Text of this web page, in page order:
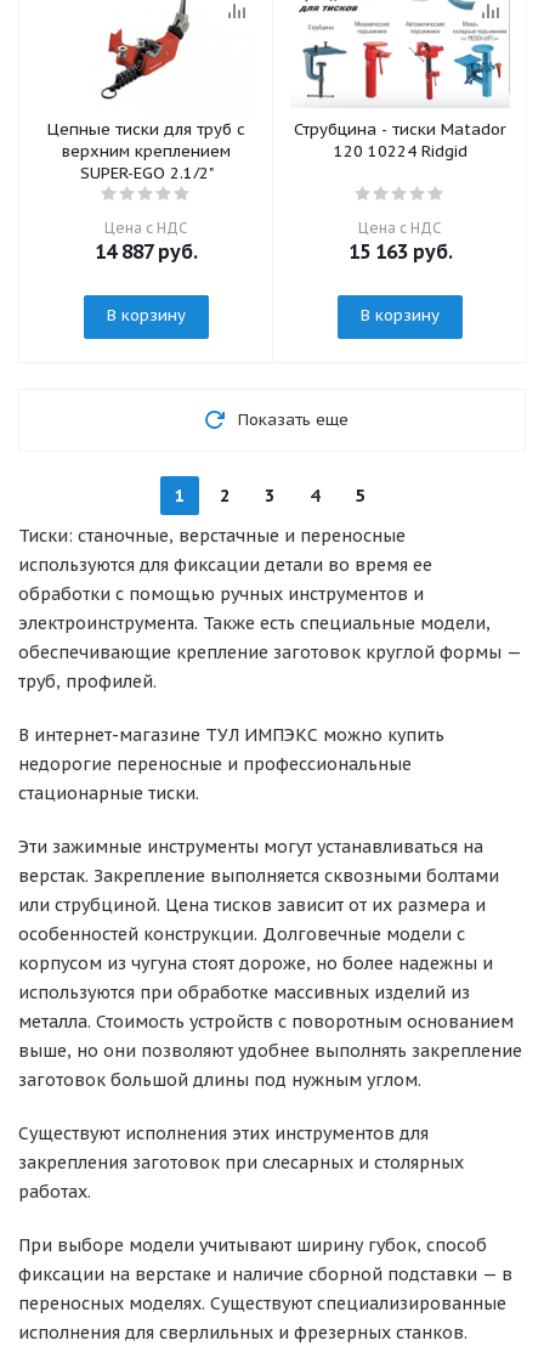
Цепные тиски для труб с
верхним креплением
SUPER-EGO 2.1/2"
Цена с НДС
14 887руб.
В корзину
Струбцина - тиски Matador
120 10224 Ridgid
Цена с НДС
15 163руб.
В корзину
Показать еще
1 2 3 4
5
Тиски: станочные, верстачные и переносные
используются для фиксации детали во время ее
обработки с помощью ручных инструментов и
электроинструмента. Также есть специальные модели,
обеспечивающие крепление заготовок круглой формы —
труб, профилей.
В интернет-магазине ТУЛ ИМПЭКС можно купить
недорогие переносные и профессиональные
стационарные тиски.
Эти зажимные инструменты могут устанавливаться на
верстак. Закрепление выполняется сквозными болтами
или струбциной. Цена тисков зависит от их размера и
особенностей конструкции. Долговечные модели с
корпусом из чугуна стоят дороже, но более надежны и
используются при обработке массивных изделий из
металла. Стоимость устройств с поворотным основанием
выше, но они позволяют удобнее выполнять закрепление
заготовок большой длины под нужным углом.
Существуют исполнения этих инструментов для
закрепления заготовок при слесарных и столярных
работах.
При выборе модели учитывают ширину губок, способ
фиксации на верстаке и наличие сборной подставки — в
переносных моделях. Существуют специализированные
исполнения для сверлильных и фрезерных станков.